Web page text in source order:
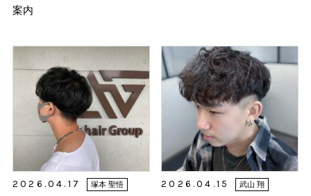
案内
2026.04.17 塚本 聖悟 2026.04.15 武山 翔